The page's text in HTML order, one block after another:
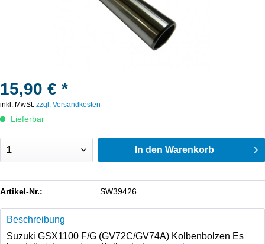
15,90 € *
inkl. MwSt. zzgl. Versandkosten
Lieferbar
In den Warenkorb
Artikel-Nr.: SW39426
Beschreibung
Suzuki GSX1100 F/G (GV72C/GV74A) Kolbenbolzen Es